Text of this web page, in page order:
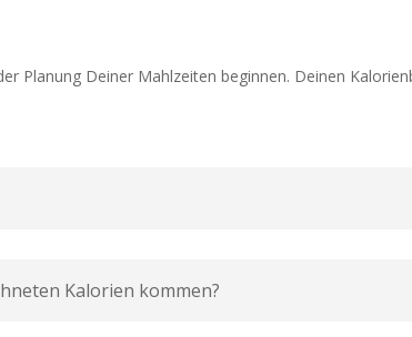
Planung Deiner Mahlzeiten beginnen. Deinen
Kalorien kommen?